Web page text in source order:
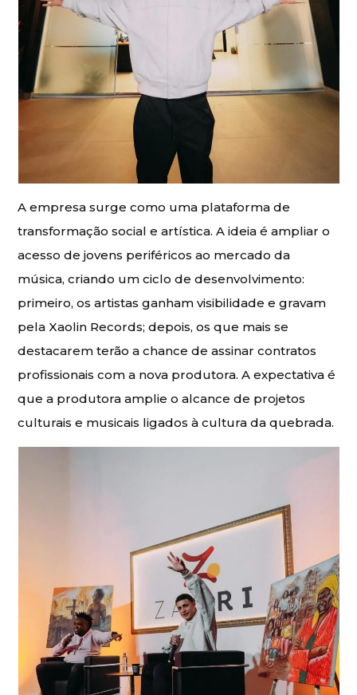
A empresa surge como uma plataforma de
transformação social e artística. A ideia é ampliar o
acesso de jovens periféricos ao mercado da
música, criando um ciclo de desenvolvimento:
primeiro, os artistas ganham visibilidade e gravam
pela Xaolin Records; depois, os que mais se
destacarem terão a chance de assinar contratos
profissionais com a nova produtora. A expectativa é
que a produtora amplie o alcance de projetos
culturais e musicais ligados à cultura da quebrada.